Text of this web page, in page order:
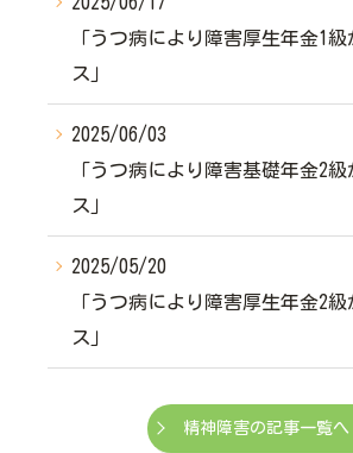
「うつ病により障害厚生年金1
ス」
2025/06/03
「うつ病により障害基礎年金2
ス」
2025/05/20
「うつ病により障害厚生年金2
ス」
精神障害の記事一覧へ